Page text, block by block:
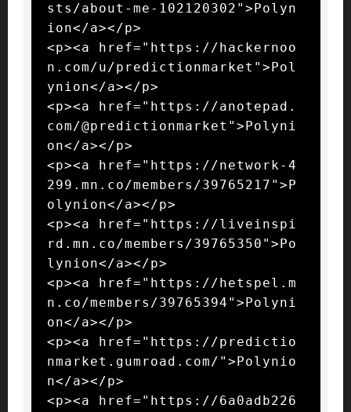
sts/about-me-102120302">Polyn
ion</a></p>
<p><a href="https://hackernoo
n.com/u/predictionmarket">Pol
ynion</a></p>
<p><a href="https://anotepad.
com/@predictionmarket">Polyni
on</a></p>
<p><a href="https://network-4
299.mn.co/members/39765217">P
olynion</a></p>
<p><a href="https://liveinspi
rd.mn.co/members/39765350">Po
lynion</a></p>
<p><a href="https://hetspel.m
n.co/members/39765394">Polyni
on</a></p>
<p><a href="https://predictio
nmarket.gumroad.com/">Polynio
n</a></p>
<p><a href="https://6a0adb226